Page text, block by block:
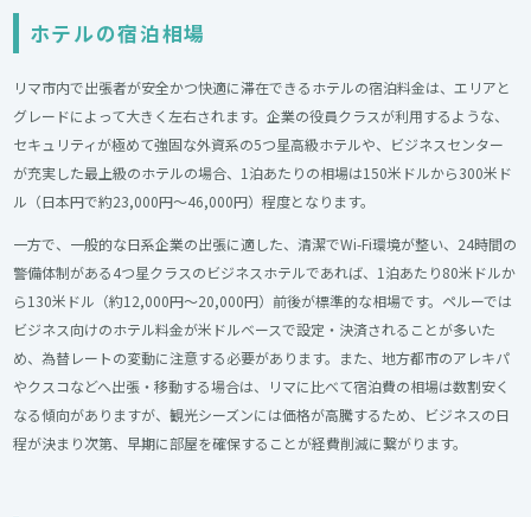
ホテルの宿泊相場
リマ市内で出張者が安全かつ快適に滞在できるホテルの宿泊料金は、エリアと
グレードによって大きく左右されます。企業の役員クラスが利用するような、
セキュリティが極めて強固な外資系の5つ星高級ホテルや、ビジネスセンター
が充実した最上級のホテルの場合、1泊あたりの相場は150米ドルから300米ド
ル（日本円で約23,000円〜46,000円）程度となります。
一方で、一般的な日系企業の出張に適した、清潔でWi-Fi環境が整い、24時間の
警備体制がある4つ星クラスのビジネスホテルであれば、1泊あたり80米ドルか
ら130米ドル（約12,000円〜20,000円）前後が標準的な相場です。ペルーでは
ビジネス向けのホテル料金が米ドルベースで設定・決済されることが多いた
め、為替レートの変動に注意する必要があります。また、地方都市のアレキパ
やクスコなどへ出張・移動する場合は、リマに比べて宿泊費の相場は数割安く
なる傾向がありますが、観光シーズンには価格が高騰するため、ビジネスの日
程が決まり次第、早期に部屋を確保することが経費削減に繋がります。